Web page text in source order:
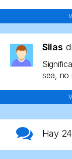
Silas
sea, no
Hay